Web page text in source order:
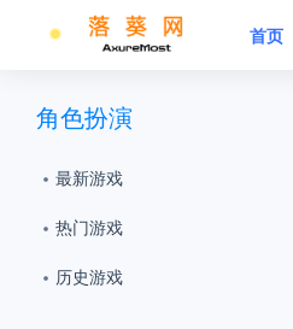
首页
角色扮演
最新游戏
热门游戏
历史游戏